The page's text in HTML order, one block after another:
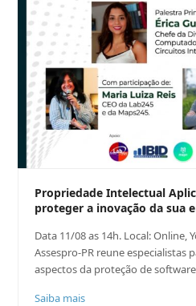
Propriedade Intelectual
proteger a inovação da sua
Data 11/08 as 14h. Local: Online,
Assespro-PR reune especialistas
aspectos da proteção de
Saiba mais